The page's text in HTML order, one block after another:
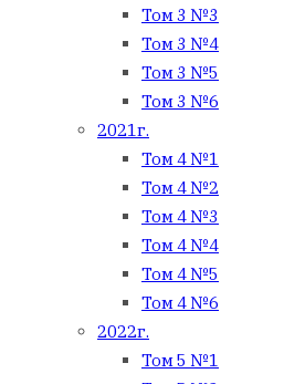
Том 3 №3
Том 3 №4
Том 3 №5
Том 3 №6
2021г.
Том 4 №1
Том 4 №2
Том 4 №3
Том 4 №4
Том 4 №5
Том 4 №6
2022г.
Том 5 №1